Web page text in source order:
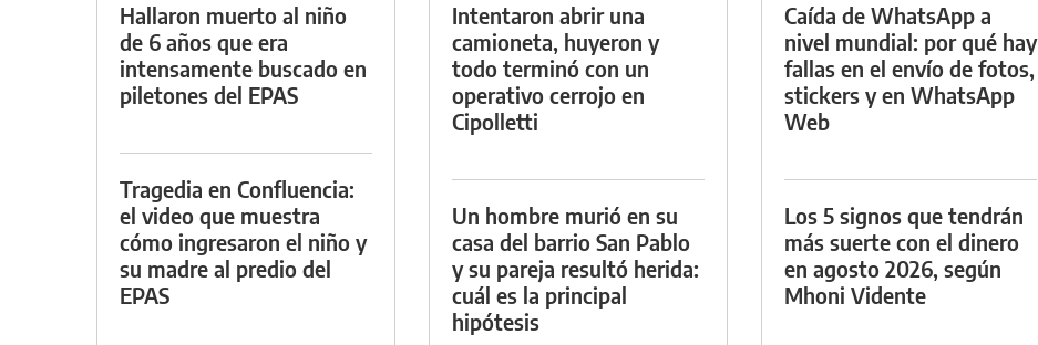
Hallaron muerto al niño
de 6 años que era
intensamente buscado en
piletones del EPAS
Tragedia en Confluencia:
el video que muestra
cómo ingresaron el niño y
su madre al predio del
EPAS
Intentaron abrir una
camioneta, huyeron y
todo terminó con un
operativo cerrojo en
Cipolletti
Un hombre murió en su
casa del barrio San Pablo
y su pareja resultó herida:
cuál es la principal
hipótesis
Caída de WhatsApp a
nivel mundial: por qué hay
fallas en el envío de fotos,
stickers y en WhatsApp
Web
Los 5 signos que tendrán
más suerte con el dinero
en agosto 2026, según
Mhoni Vidente